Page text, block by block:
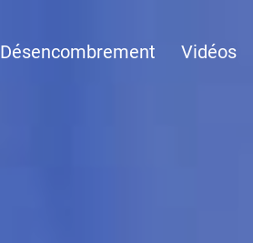
Désencombrement Vidéos